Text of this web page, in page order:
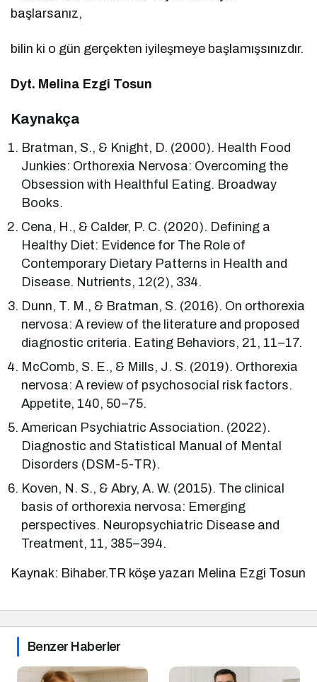
başlarsanız,
bilin ki o gün gerçekten iyileşmeye başlamışsınızdır.
Dyt. Melina Ezgi Tosun
Kaynakça
Bratman, S., & Knight, D. (2000). Health Food
Junkies: Orthorexia Nervosa: Overcoming the
Obsession with Healthful Eating. Broadway
Books.
Cena, H., & Calder, P. C. (2020). Defining a
Healthy Diet: Evidence for The Role of
Contemporary Dietary Patterns in Health and
Disease. Nutrients, 12(2), 334.
Dunn, T. M., & Bratman, S. (2016). On orthorexia
nervosa: A review of the literature and proposed
diagnostic criteria. Eating Behaviors, 21, 11–17.
McComb, S. E., & Mills, J. S. (2019). Orthorexia
nervosa: A review of psychosocial risk factors.
Appetite, 140, 50–75.
American Psychiatric Association. (2022).
Diagnostic and Statistical Manual of Mental
Disorders (DSM-5-TR).
Koven, N. S., & Abry, A. W. (2015). The clinical
basis of orthorexia nervosa: Emerging
perspectives. Neuropsychiatric Disease and
Treatment, 11, 385–394.
Kaynak: Bihaber.TR köşe yazarı Melina Ezgi Tosun
Benzer Haberler